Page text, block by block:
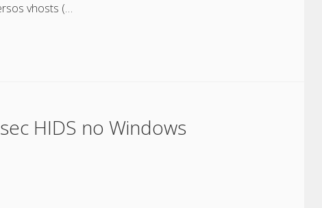
vhosts (…
HIDS no Windows